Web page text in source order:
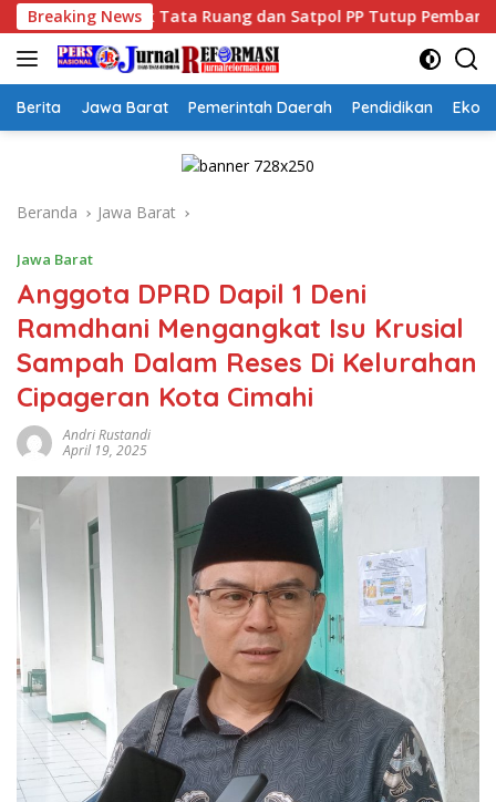
Langsung
ke
konten
Breaking News
Ruang dan Satpol PP Tutup Pembangunan Datatel
Berita Jawa Barat Pemerintah Daerah Pendidikan
Beranda Jawa Barat
Jawa Barat
Anggota DPRD Dapil 1 Deni
Ramdhani Mengangkat Isu Krusial
Sampah Dalam Reses Di Kelurahan
Cipageran Kota Cimahi
Andri Rustandi
April 19, 2025